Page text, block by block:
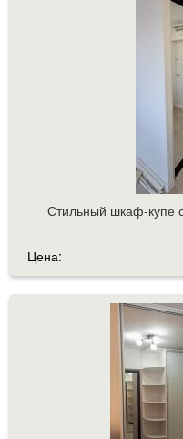
Стильный шкаф-купе
Цена: